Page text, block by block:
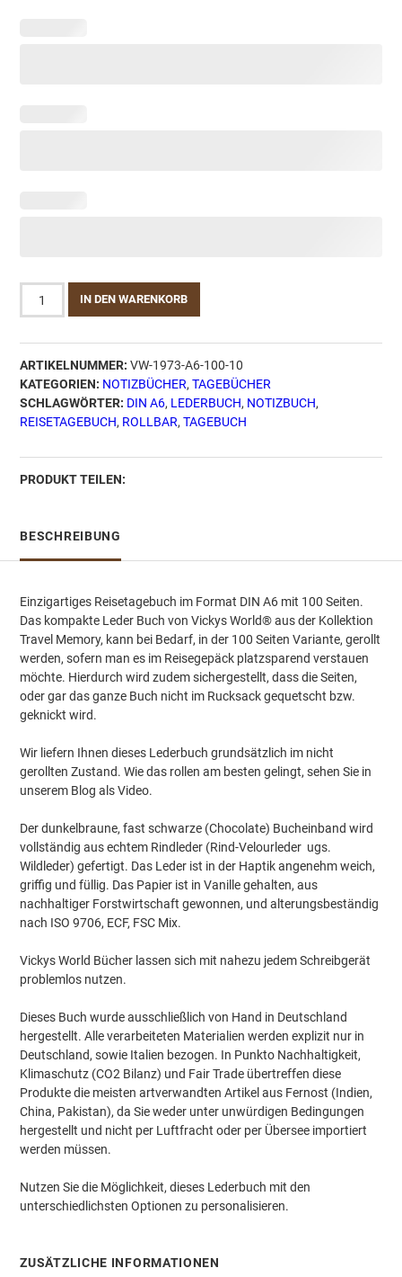
World
Buch
Travel
Memory
Chocolate
–
Menge
IN DEN WARENKORB
ARTIKELNUMMER: VW-1973-A6-100-10
KATEGORIEN: NOTIZBÜCHER,TAGEBÜCHER
SCHLAGWÖRTER: DIN A6, LEDERBUCH, NOTIZBUCH,
REISETAGEBUCH, ROLLBAR,TAGEBUCH
PRODUKT TEILEN:
BESCHREIBUNG
Einzigartiges Reisetagebuch im Format DIN A6 mit 100 Seiten.
Das kompakte Leder Buch von Vickys World® aus der Kollektion
Travel Memory, kann bei Bedarf, in der 100 Seiten Variante, gerollt
werden, sofern man es im Reisegepäck platzsparend verstauen
möchte. Hierdurch wird zudem sichergestellt, dass die Seiten,
oder gar das ganze Buch nicht im Rucksack gequetscht bzw.
geknickt wird.
Wir liefern Ihnen dieses Lederbuch grundsätzlich im nicht
gerollten Zustand. Wie das rollen am besten gelingt, sehen Sie in
unserem Blog als Video.
Der dunkelbraune, fast schwarze (Chocolate) Bucheinband wird
vollständig aus echtem Rindleder (Rind-Velourleder ugs.
Wildleder) gefertigt. Das Leder ist in der Haptik angenehm weich,
griffig und füllig. Das Papier ist in Vanille gehalten, aus
nachhaltiger Forstwirtschaft gewonnen, und alterungsbeständig
nach ISO 9706, ECF, FSC Mix.
Vickys World Bücher lassen sich mit nahezu jedem Schreibgerät
problemlos nutzen.
Dieses Buch wurde ausschließlich von Hand in Deutschland
hergestellt. Alle verarbeiteten Materialien werden explizit nur in
Deutschland, sowie Italien bezogen. In Punkto Nachhaltigkeit,
Klimaschutz (CO2 Bilanz) und Fair Trade übertreffen diese
Produkte die meisten artverwandten Artikel aus Fernost (Indien,
China, Pakistan), da Sie weder unter unwürdigen Bedingungen
hergestellt und nicht per Luftfracht oder per Übersee importiert
werden müssen.
Nutzen Sie die Möglichkeit, dieses Lederbuch mit den
unterschiedlichsten Optionen zu personalisieren.
ZUSÄTZLICHE INFORMATIONEN